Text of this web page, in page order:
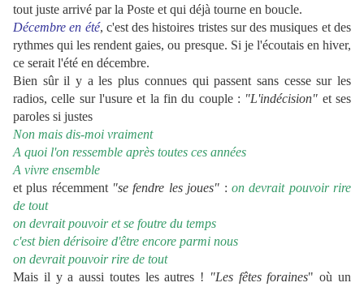
tout juste arrivé par la Poste et qui déjà tourne en boucle.
Décembre en été, c'est des histoires tristes sur des musiques et des
rythmes qui les rendent gaies, ou presque. Si je l'écoutais en hiver,
ce serait l'été en décembre.
Bien sûr il y a les plus connues qui passent sans cesse sur les
radios, celle sur l'usure et la fin du couple : "L'indécision" et ses
paroles si justes
Non mais dis-moi vraiment
A quoi l'on ressemble après toutes ces années
A vivre ensemble
et plus récemment "se fendre les joues" : on devrait pouvoir rire
de tout
on devrait pouvoir et se foutre du temps
c'est bien dérisoire d'être encore parmi nous
on devrait pouvoir rire de tout
Mais il y a aussi toutes les autres ! "Les fêtes foraines" où un